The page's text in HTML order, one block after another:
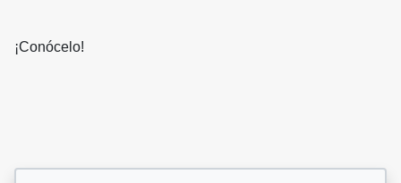
¡Conócelo!